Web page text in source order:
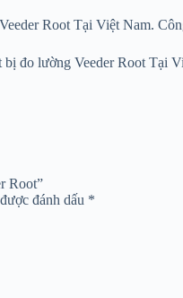
Root Tại Việt Nam.
bị đo lường Veeder
Root”
đánh dấu *